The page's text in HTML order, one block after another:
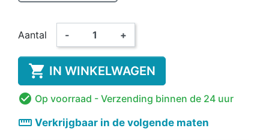
Aantal - +
 IN WINKELWAGEN
 Op voorraad - Verzending binnen de 24 uur
straighten Verkrijgbaar in de volgende maten